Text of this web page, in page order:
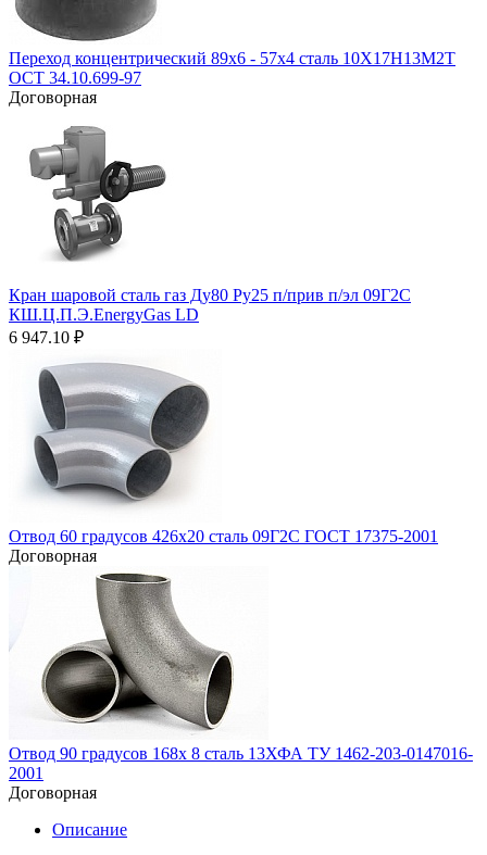
Переход концентрический 89х6 - 57х4 сталь 10Х17Н13М2Т
ОСТ 34.10.699-97
Договорная
Кран шаровой сталь газ Ду80 Ру25 п/прив п/эл 09Г2С
КШ.Ц.П.Э.EnergyGas LD
6 947.10 ₽
Отвод 60 градусов 426х20 сталь 09Г2С ГОСТ 17375-2001
Договорная
Отвод 90 градусов 168х 8 сталь 13ХФА ТУ 1462-203-0147016-
2001
Договорная
Описание